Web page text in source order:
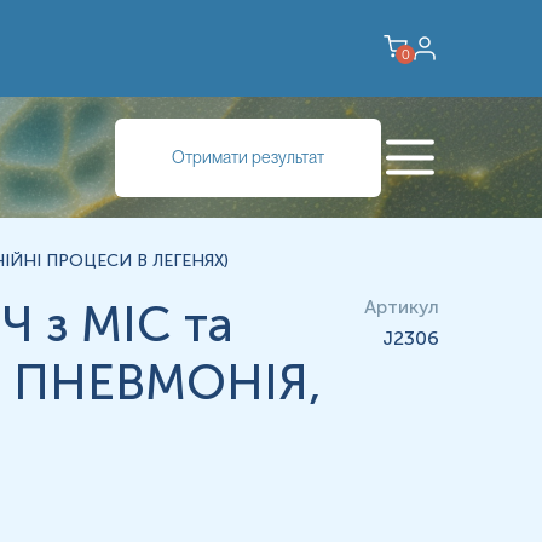
0
Отримати результат
ПРОЦЕСИ В ЛЕГЕНЯХ)
з МІС та
ПНЕВМОНІЯ,
Артикул
J2306